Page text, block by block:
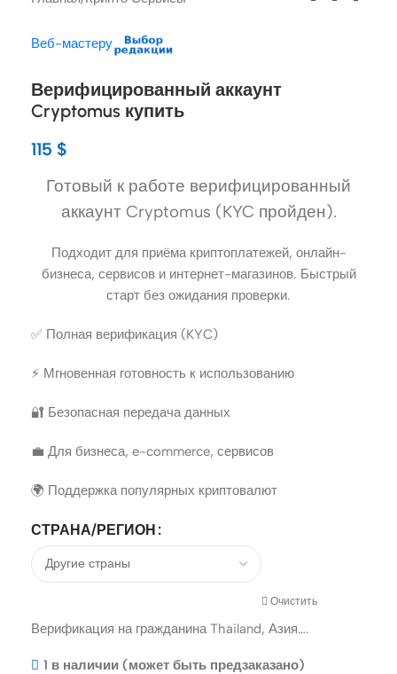
Веб-мастеру
Верифицированный аккаунт
Cryptomus купить
115 $
Готовый к работе верифицированный
аккаунт Cryptomus (KYC пройден).
Подходит для приёма криптоплатежей, онлайн-
бизнеса, сервисов и интернет-магазинов. Быстрый
старт без ожидания проверки.
✅ Полная верификация (KYC)
⚡ Мгновенная готовность к использованию
🔐 Безопасная передача данных
💼 Для бизнеса, e-commerce, сервисов
🌍 Поддержка популярных криптовалют
СТРАНА/РЕГИОН
Очистить
Верификация на гражданина Thailand, Азия….
1 в наличии (может быть предзаказано)